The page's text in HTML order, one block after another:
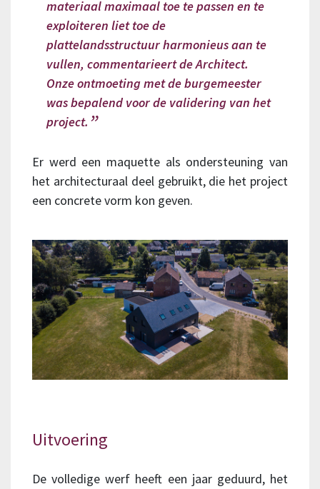
materiaal maximaal toe te passen en te
exploiteren liet toe de
plattelandsstructuur harmonieus aan te
vullen, commentarieert de Architect.
Onze ontmoeting met de burgemeester
was bepalend voor de validering van het
project.
Er werd een maquette als ondersteuning van
het architecturaal deel gebruikt, die het project
een concrete vorm kon geven.
Uitvoering
De volledige werf heeft een jaar geduurd, het